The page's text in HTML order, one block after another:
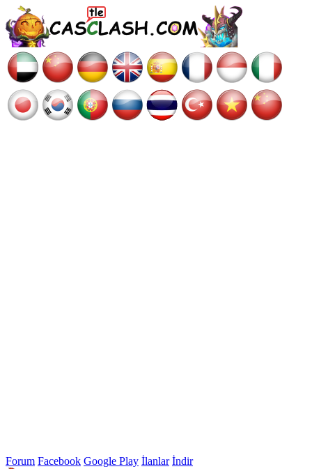
Forum Facebook Google Play İlanlar İndir